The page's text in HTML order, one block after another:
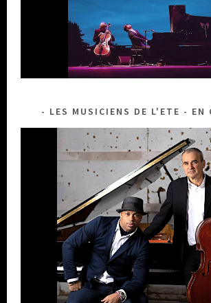
LES MUSICIENS DE L'ETE - EN